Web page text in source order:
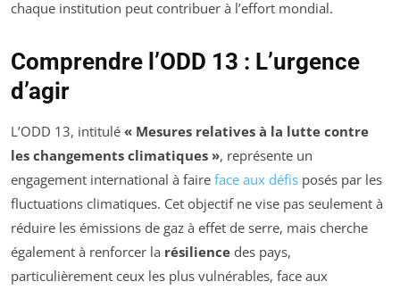
chaque institution peut contribuer à l’effort mondial.
Comprendre l’ODD 13 : L’urgence
d’agir
L’ODD 13, intitulé « Mesures relatives à la lutte contre
les changements climatiques », représente un
engagement international à faire face aux défis posés par les
fluctuations climatiques. Cet objectif ne vise pas seulement à
réduire les émissions de gaz à effet de serre, mais cherche
également à renforcer la résilience des pays,
particulièrement ceux les plus vulnérables, face aux